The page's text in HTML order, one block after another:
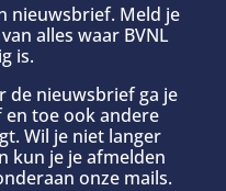
nieuwsbrief. Meld je
alles waar BVNL
is.
de nieuwsbrief ga je
toe ook andere
Wil je niet langer
kun je je afmelden
onze mails.